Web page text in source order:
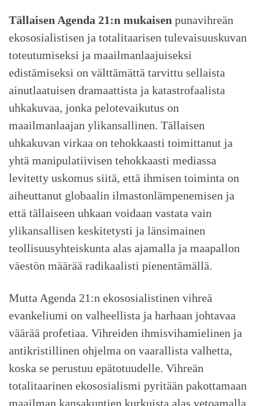
Tällaisen Agenda 21:n mukaisen punavihreän
ekososialistisen ja totalitaarisen tulevaisuuskuvan
toteutumiseksi ja maailmanlaajuiseksi
edistämiseksi on välttämättä tarvittu sellaista
ainutlaatuisen dramaattista ja katastrofaalista
uhkakuvaa, jonka pelotevaikutus on
maailmanlaajan ylikansallinen. Tällaisen
uhkakuvan virkaa on tehokkaasti toimittanut ja
yhtä manipulatiivisen tehokkaasti mediassa
levitetty uskomus siitä, että ihmisen toiminta on
aiheuttanut globaalin ilmastonlämpenemisen ja
että tällaiseen uhkaan voidaan vastata vain
ylikansallisen keskitetysti ja länsimainen
teollisuusyhteiskunta alas ajamalla ja maapallon
väestön määrää radikaalisti pienentämällä.
Mutta Agenda 21:n ekososialistinen vihreä
evankeliumi on valheellista ja harhaan johtavaa
väärää profetiaa. Vihreiden ihmisvihamielinen ja
antikristillinen ohjelma on vaarallista valhetta,
koska se perustuu epätotuudelle. Vihreän
totalitaarinen ekososialismi pyritään pakottamaan
maailman kansakuntien kurkuista alas vetoamalla